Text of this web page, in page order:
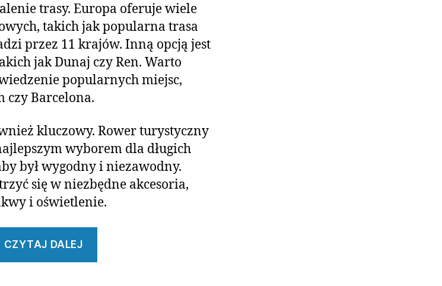
trasy. Europa oferuje wiele
takich jak popularna trasa
przez 11 krajów. Inną opcją jest
jak Dunaj czy Ren. Warto
popularnych miejsc,
czy Barcelona.
kluczowy. Rower turystyczny
wyborem dla długich
był wygodny i niezawodny.
się w niezbędne akcesoria,
i oświetlenie.
CZYTAJ DALEJ